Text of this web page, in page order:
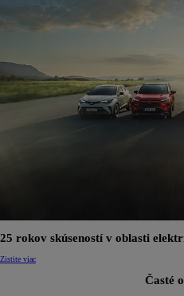
25 rokov skúseností v oblasti
Zistite viac
Časté